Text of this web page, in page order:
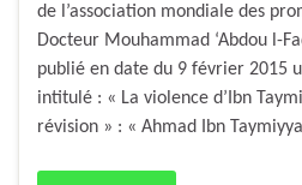
de l’association mondiale des
Docteur Mouhammad ‘Abdou l-
publié en date du 9 février 2015
intitulé : « La violence d’Ibn
révision » : « Ahmad Ibn